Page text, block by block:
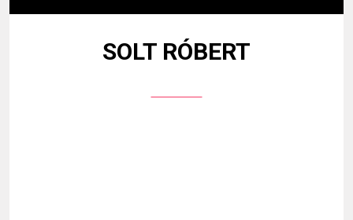
SOLT RÓBERT